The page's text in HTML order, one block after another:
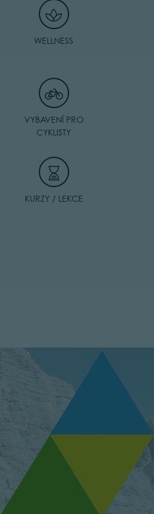
WELLNESS
VYBAVENÍ PRO
CYKLISTY
KURZY / LEKCE